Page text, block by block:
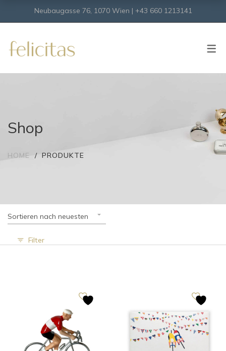
Neubaugasse 76, 1070 Wien | +43 660 1213141
Shop
HOME PRODUKTE
Sortieren nach neuesten
Filter